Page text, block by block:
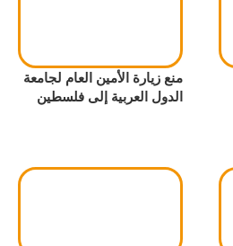
منع زيارة الأمين العام لجامعة
الدول العربية إلى فلسطين